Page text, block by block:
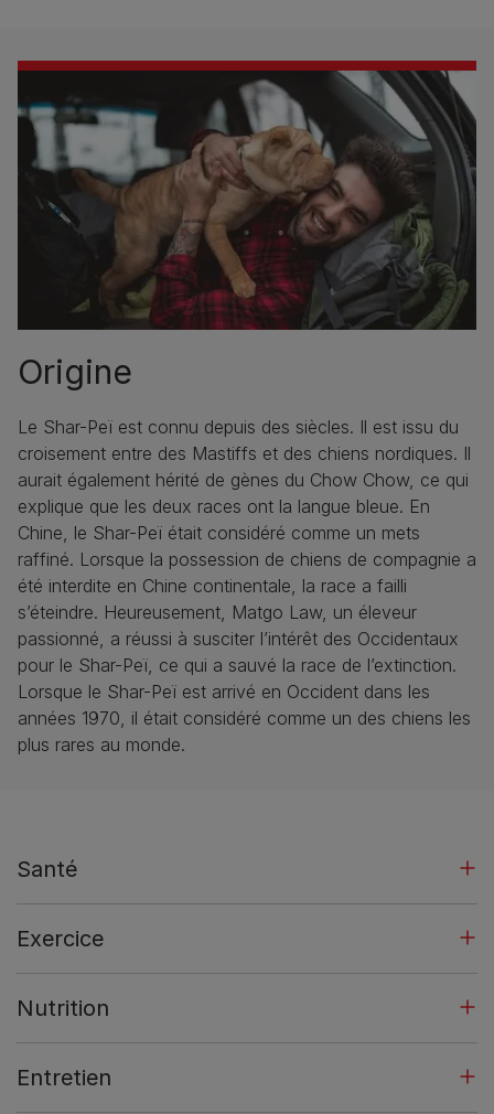
Origine
Le Shar-Peï est connu depuis des siècles. Il est issu du
croisement entre des Mastiffs et des chiens nordiques. Il
aurait également hérité de gènes du Chow Chow, ce qui
explique que les deux races ont la langue bleue. En
Chine, le Shar-Peï était considéré comme un mets
raffiné. Lorsque la possession de chiens de compagnie a
été interdite en Chine continentale, la race a failli
s’éteindre. Heureusement, Matgo Law, un éleveur
passionné, a réussi à susciter l’intérêt des Occidentaux
pour le Shar-Peï, ce qui a sauvé la race de l’extinction.
Lorsque le Shar-Peï est arrivé en Occident dans les
années 1970, il était considéré comme un des chiens les
plus rares au monde.
Santé
Exercice
Nutrition
Entretien